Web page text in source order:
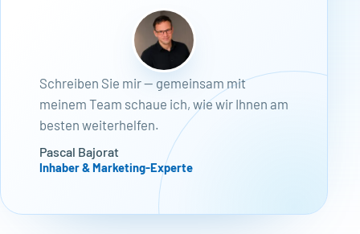
Schreiben Sie mir — gemeinsam mit
meinem Team schaue ich, wie wir Ihnen am
besten weiterhelfen.
Pascal Bajorat
Inhaber & Marketing-Experte